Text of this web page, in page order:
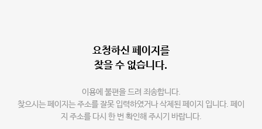
요청하신 페이지를
찾을 수 없습니다.
이용에 불편을 드려 죄송합니다.
찾으시는 페이지는 주소를 잘못 입력하였거나 삭제된 페이지 입니다. 페이
지 주소를 다시 한 번 확인해 주시기 바랍니다.